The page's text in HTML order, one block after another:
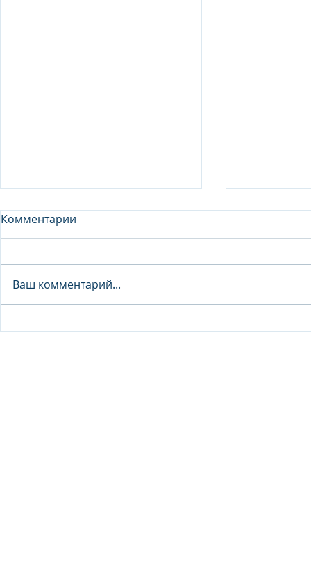
Junior Analyst / Analyst -
Комментарии
Ваш комментарий...